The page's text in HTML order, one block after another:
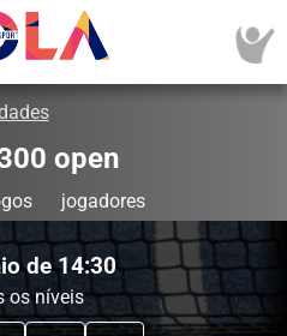
open
jogadores
de 14:30
os níveis